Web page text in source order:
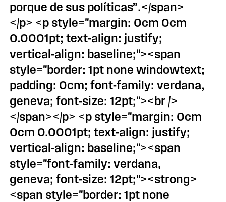
porque de sus políticas”.</span>
</p> <p style="margin: 0cm 0cm
0.0001pt; text-align: justify;
vertical-align: baseline;"><span
style="border: 1pt none windowtext;
padding: 0cm; font-family: verdana,
geneva; font-size: 12pt;"><br />
</span></p> <p style="margin: 0cm
0cm 0.0001pt; text-align: justify;
vertical-align: baseline;"><span
style="font-family: verdana,
geneva; font-size: 12pt;"><strong>
<span style="border: 1pt none